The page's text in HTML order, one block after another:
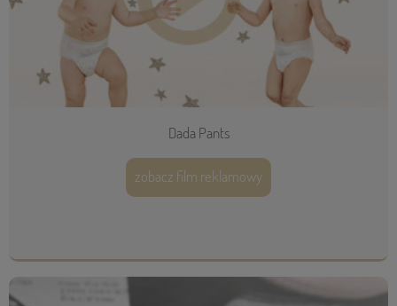
Dada Pants
zobacz film reklamowy